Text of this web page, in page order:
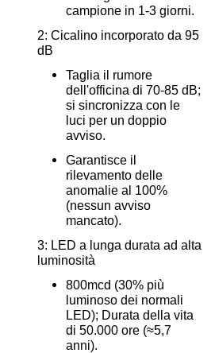
campione in 1-3 giorni.
2: Cicalino incorporato da 95
dB
Taglia il rumore
dell'officina di 70-85 dB;
si sincronizza con le
luci per un doppio
avviso.
Garantisce il
rilevamento delle
anomalie al 100%
(nessun avviso
mancato).
3: LED a lunga durata ad alta
luminosità
800mcd (30% più
luminoso dei normali
LED); Durata della vita
di 50.000 ore (≈5,7
anni).